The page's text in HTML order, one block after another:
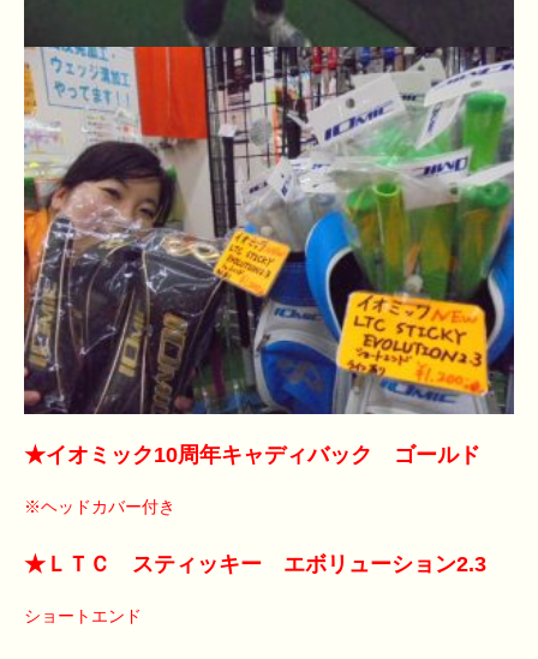
★イオミック10周年キャディバック ゴールド
※ヘッドカバー付き
★ＬＴＣ スティッキー エボリューション2.3
ショートエンド